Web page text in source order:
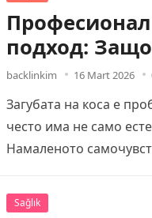
подход:
backlinkim 16 Mart 2026
Загубата на коса е
често има не само
Намаленото
Sağlık